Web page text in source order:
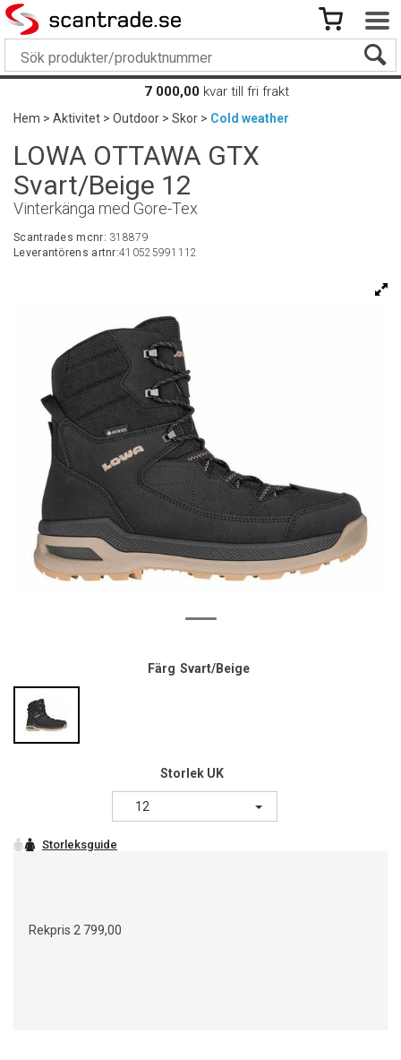
7 000,00 kvar till fri frakt
Hem>Aktivitet>Outdoor>Skor>Cold weather
LOWA OTTAWA GTX
Svart/Beige 12
Vinterkänga med Gore-Tex
Scantrades mcnr: 318879
Leverantörens artnr:410525991112
Färg Svart/Beige
Storlek UK
12
Rekpris 2 799,00